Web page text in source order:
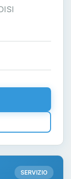
SERVIZIO